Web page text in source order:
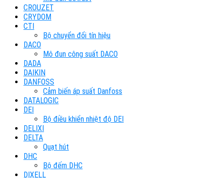
CROUZET
CRYDOM
CTI
Bộ chuyển đổi tín hiệu
DACO
Mô đun công suất DACO
DADA
DAIKIN
DANFOSS
Cảm biến áp suất Danfoss
DATALOGIC
DEI
Bộ điều khiển nhiệt độ DEI
DELIXI
DELTA
Quạt hút
DHC
Bộ đếm DHC
DIXELL